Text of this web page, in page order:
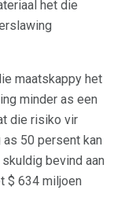
het die
maatskappy het
minder as een
die risiko vir
50 persent kan
bevind aan
$ 634 miljoen